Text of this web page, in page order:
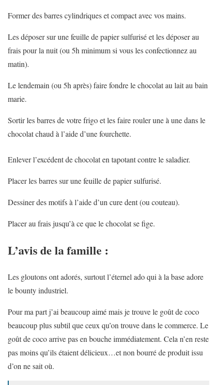
Former des barres cylindriques et compact avec vos mains.
Les déposer sur une feuille de papier sulfurisé et les déposer au
frais pour la nuit (ou 5h minimum si vous les confectionnez au
matin).
Le lendemain (ou 5h après) faire fondre le chocolat au lait au bain
marie.
Sortir les barres de votre frigo et les faire rouler une à une dans le
chocolat chaud à l’aide d’une fourchette.
Enlever l’excédent de chocolat en tapotant contre le saladier.
Placer les barres sur une feuille de papier sulfurisé.
Dessiner des motifs à l’aide d’un cure dent (ou couteau).
Placer au frais jusqu’à ce que le chocolat se fige.
L’avis de la famille :
Les gloutons ont adorés, surtout l’éternel ado qui à la base adore
le bounty industriel.
Pour ma part j’ai beaucoup aimé mais je trouve le goût de coco
beaucoup plus subtil que ceux qu’on trouve dans le commerce. Le
goût de coco arrive pas en bouche immédiatement. Cela n’en reste
pas moins qu’ils étaient délicieux…et non bourré de produit issu
d’on ne sait où.